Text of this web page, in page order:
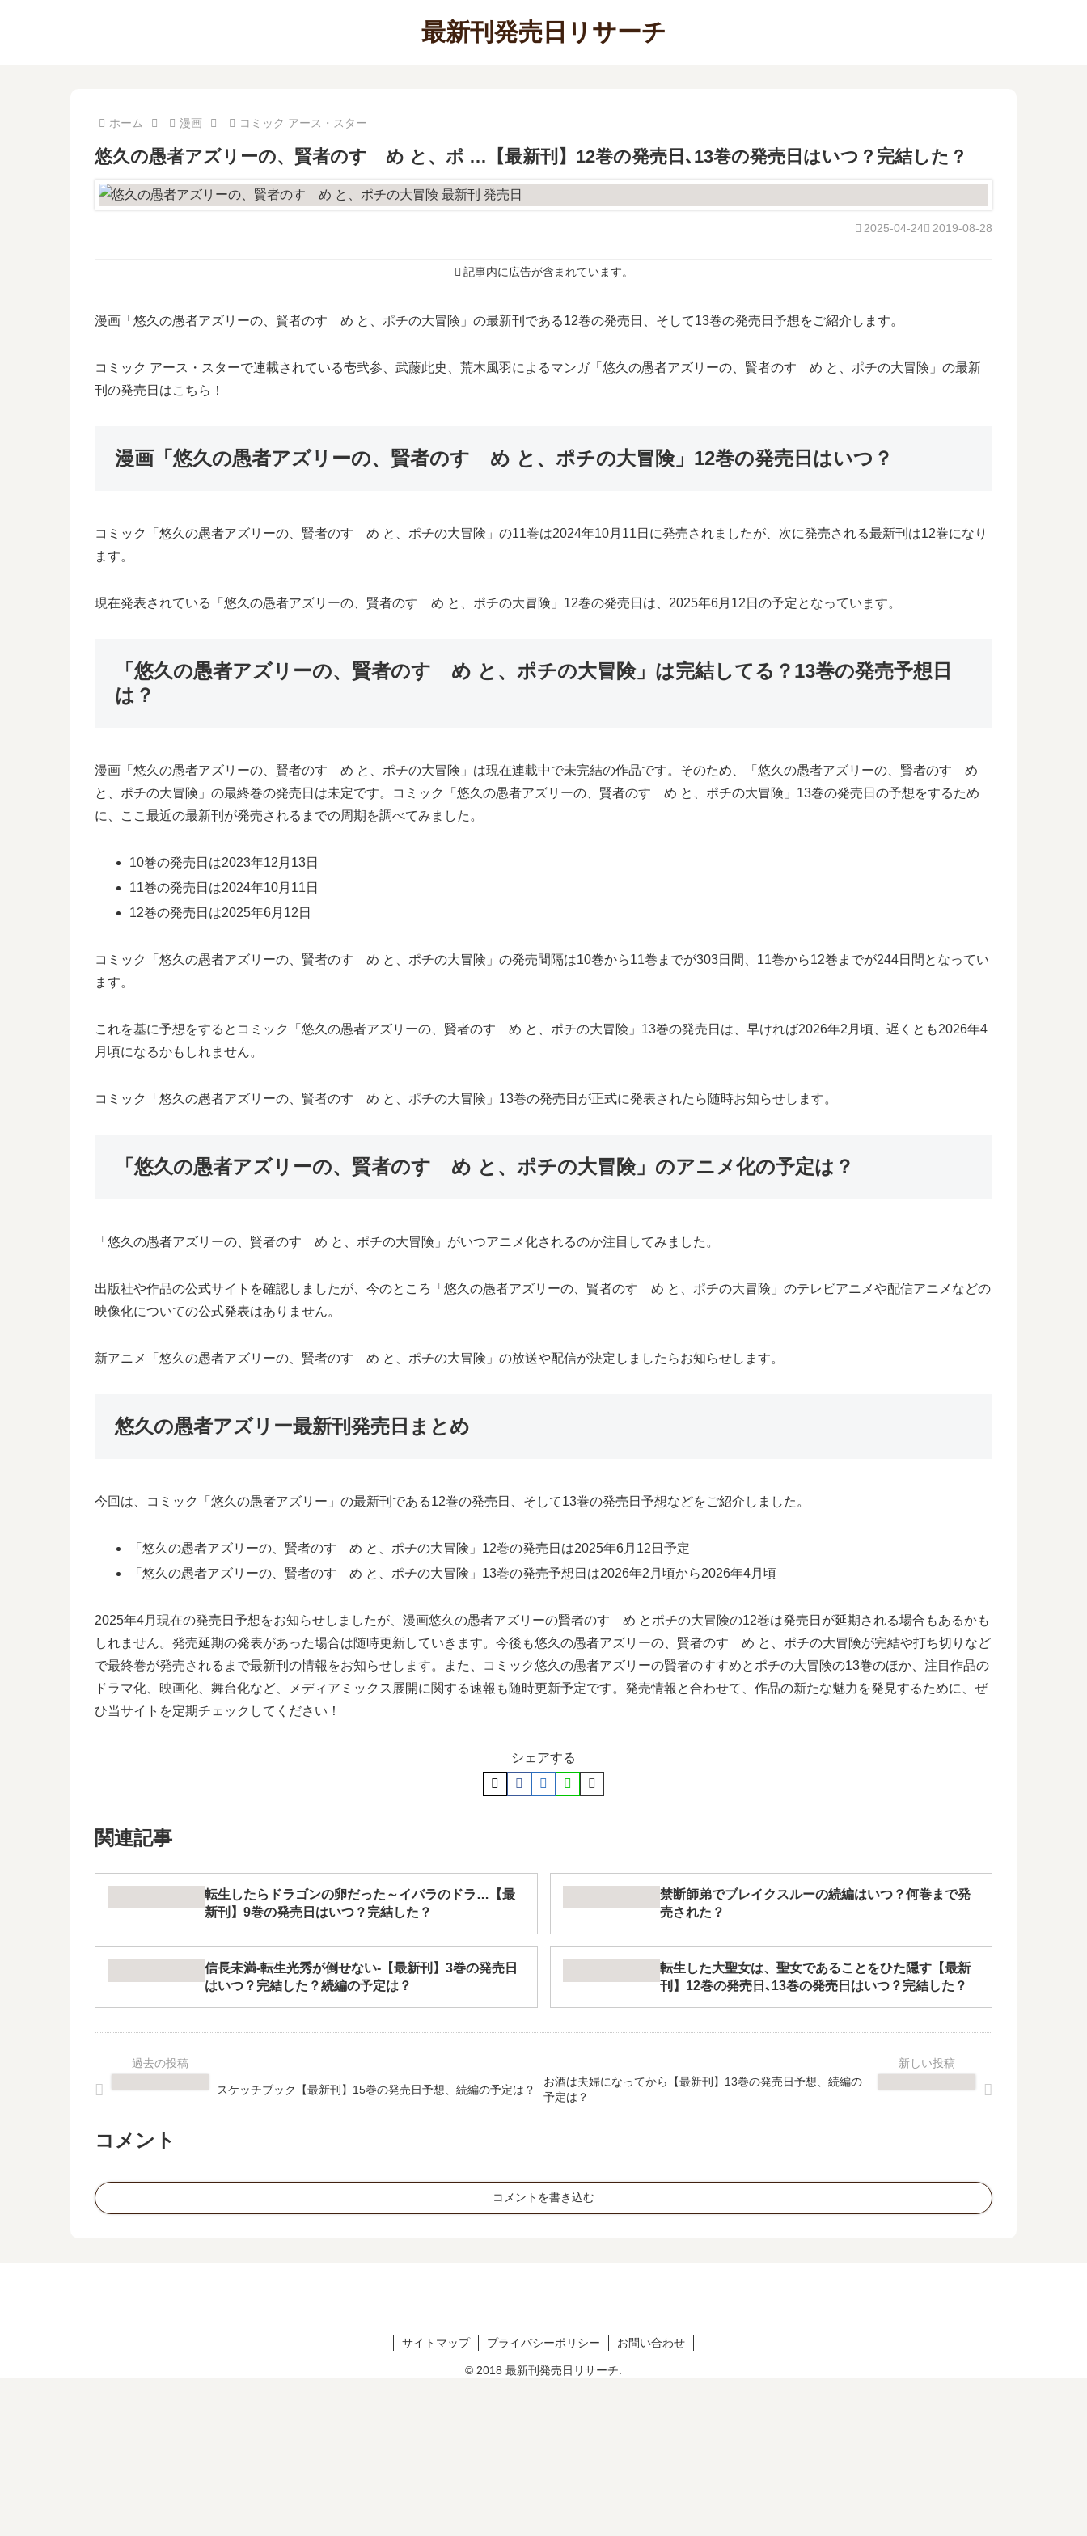
最新刊発売日リサーチ
ホーム 漫画 コミック アース・スター
悠久の愚者アズリーの、賢者のすゝめ と、ポ …【最新刊】12巻の発売日､13巻の発売日はいつ？完結した？
2019-08-28
2025-04-24
記事内に広告が含まれています。
漫画「悠久の愚者アズリーの、賢者のすゝめ と、ポチの大冒険」の最新刊である12巻の発売日、そして13巻の発売日予想をご紹介します。
コミック アース・スターで連載されている壱弐参、武藤此史、荒木風羽によるマンガ「悠久の愚者アズリーの、賢者のすゝめ と、ポチの大冒険」の最新
刊の発売日はこちら！
漫画「悠久の愚者アズリーの、賢者のすゝめ と、ポチの大冒険」12巻の発売日はいつ？
コミック「悠久の愚者アズリーの、賢者のすゝめ と、ポチの大冒険」の11巻は2024年10月11日に発売されましたが、次に発売される最新刊は12巻になり
ます。
現在発表されている「悠久の愚者アズリーの、賢者のすゝめ と、ポチの大冒険」12巻の発売日は、2025年6月12日の予定となっています。
「悠久の愚者アズリーの、賢者のすゝめ と、ポチの大冒険」は完結してる？13巻の発売予想日
は？
漫画「悠久の愚者アズリーの、賢者のすゝめ と、ポチの大冒険」は現在連載中で未完結の作品です。そのため、「悠久の愚者アズリーの、賢者のすゝめ
と、ポチの大冒険」の最終巻の発売日は未定です。コミック「悠久の愚者アズリーの、賢者のすゝめ と、ポチの大冒険」13巻の発売日の予想をするため
に、ここ最近の最新刊が発売されるまでの周期を調べてみました。
10巻の発売日は2023年12月13日
11巻の発売日は2024年10月11日
12巻の発売日は2025年6月12日
コミック「悠久の愚者アズリーの、賢者のすゝめ と、ポチの大冒険」の発売間隔は10巻から11巻までが303日間、11巻から12巻までが244日間となってい
ます。
これを基に予想をするとコミック「悠久の愚者アズリーの、賢者のすゝめ と、ポチの大冒険」13巻の発売日は、早ければ2026年2月頃、遅くとも2026年4
月頃になるかもしれません。
コミック「悠久の愚者アズリーの、賢者のすゝめ と、ポチの大冒険」13巻の発売日が正式に発表されたら随時お知らせします。
「悠久の愚者アズリーの、賢者のすゝめ と、ポチの大冒険」のアニメ化の予定は？
「悠久の愚者アズリーの、賢者のすゝめ と、ポチの大冒険」がいつアニメ化されるのか注目してみました。
出版社や作品の公式サイトを確認しましたが、今のところ「悠久の愚者アズリーの、賢者のすゝめ と、ポチの大冒険」のテレビアニメや配信アニメなどの
映像化についての公式発表はありません。
新アニメ「悠久の愚者アズリーの、賢者のすゝめ と、ポチの大冒険」の放送や配信が決定しましたらお知らせします。
悠久の愚者アズリー最新刊発売日まとめ
今回は、コミック「悠久の愚者アズリー」の最新刊である12巻の発売日、そして13巻の発売日予想などをご紹介しました。
「悠久の愚者アズリーの、賢者のすゝめ と、ポチの大冒険」12巻の発売日は2025年6月12日予定
「悠久の愚者アズリーの、賢者のすゝめ と、ポチの大冒険」13巻の発売予想日は2026年2月頃から2026年4月頃
2025年4月現在の発売日予想をお知らせしましたが、漫画悠久の愚者アズリーの賢者のすゝめ とポチの大冒険の12巻は発売日が延期される場合もあるかも
しれません。発売延期の発表があった場合は随時更新していきます。今後も悠久の愚者アズリーの、賢者のすゝめ と、ポチの大冒険が完結や打ち切りなど
で最終巻が発売されるまで最新刊の情報をお知らせします。また、コミック悠久の愚者アズリーの賢者のすすめとポチの大冒険の13巻のほか、注目作品の
ドラマ化、映画化、舞台化など、メディアミックス展開に関する速報も随時更新予定です。発売情報と合わせて、作品の新たな魅力を発見するために、ぜ
ひ当サイトを定期チェックしてください！
シェアする
関連記事
転生したらドラゴンの卵だった～イバラのドラ…【最
新刊】9巻の発売日はいつ？完結した？
禁断師弟でブレイクスルーの続編はいつ？何巻まで発
売された？
信長未満-転生光秀が倒せない-【最新刊】3巻の発売日
はいつ？完結した？続編の予定は？
転生した大聖女は、聖女であることをひた隠す【最新
刊】12巻の発売日､13巻の発売日はいつ？完結した？
スケッチブック【最新刊】15巻の発売日予想、続編の予定は？
お酒は夫婦になってから【最新刊】13巻の発売日予想、続編の
予定は？
コメント
コメントを書き込む
サイトマップ プライバシーポリシー お問い合わせ
© 2018 最新刊発売日リサーチ.